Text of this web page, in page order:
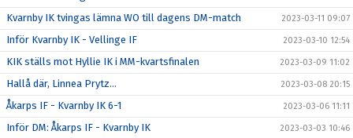
Kvarnby IK tvingas lämna WO till dagens DM-match 2023-03-11 09:07
Inför Kvarnby IK - Vellinge IF 2023-03-10 12:54
KIK ställs mot Hyllie IK i MM-kvartsfinalen 2023-03-09 11:02
Hallå där, Linnea Prytz... 2023-03-08 20:15
Åkarps IF - Kvarnby IK 6-1 2023-03-06 11:11
Inför DM: Åkarps IF - Kvarnby IK 2023-03-03 10:46